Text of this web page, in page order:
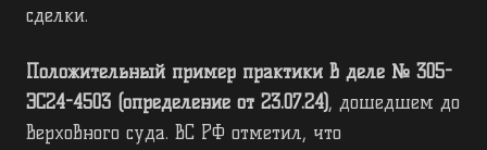
сделки.
Положительный пример практики в деле № 305-
ЭС24-4503 (определение от 23.07.24), дошедшем до
Верховного суда. ВС РФ отметил, что